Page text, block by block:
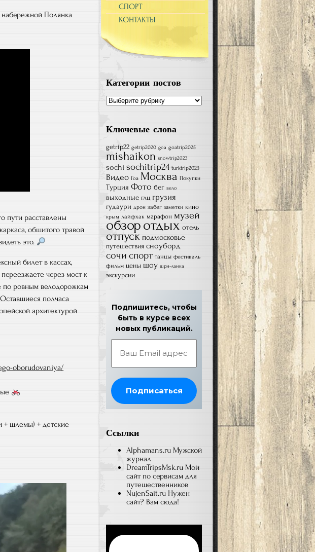
набережной Полянка
пути расставлены
обшитого травой
это.
билет в кассах,
через мост к
по ровным велодорожкам
полчаса
архитектурой
oborudovaniya/
+ шлемы) + детские
СПОРТ
КОНТАКТЫ
Категории постов
Категории
постов
Ключевые слова
getrip22 getrip2020 goa goatrip2025
mishaikon snowtrip2023
sochi sochitrip24 turktrip2023
Видео Гоа Москва Покупки
Турция Фото бег вело
выходные глц грузия
гудаури дрон забег заметки кино
крым лайфхак марафон музей
обзоротдых отель
отпуск подмосковье
путешествия сноуборд
сочи спорт танцы фестиваль
фильм цены шоу шри-ланка
экскурсии
Подпишитесь, чтобы
быть в курсе всех
новых публикаций.
Ссылки
Alphamans.ru Мужской
журнал
DreamTripsMsk.ru Мой
сайт по сервисам для
путешественников
NujenSait.ru Нужен
сайт? Вам сюда!